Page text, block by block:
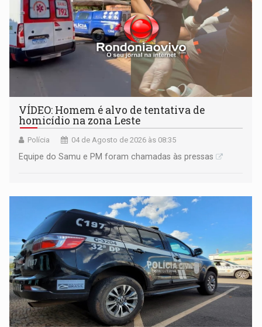
VÍDEO: Homem é alvo de tentativa de
homicídio na zona Leste
Polícia 04 de Agosto de 2026 às 08:35
Equipe do Samu e PM foram chamadas às pressas